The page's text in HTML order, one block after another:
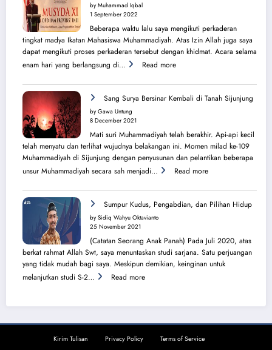
IMM
Ahmad
Yani
by Muhammad Iqbal
1 September 2022
Beberapa waktu lalu saya mengikuti perkaderan
tingkat madya Ikatan Mahasiswa Muhammadiyah. Atas Izin Allah juga saya
dapat mengikuti proses perkaderan tersebut dengan khidmat. Acara selama
enam hari yang berlangsung di…
Read more:
Cahaya
Sang
Balik
Pura
Sang Surya Bersinar Kembali di Tanah Sijunjung
by Gawa Untung
8 December 2021
Mati suri Muhammadiyah telah berakhir. Api-api kecil
telah menyatu dan terlihat wujudnya belakangan ini. Momen milad ke-109
Muhammadiyah di Sijunjung dengan penyusunan dan pelantikan beberapa
unsur Muhammadiyah secara sah menjadi…
Read more:
Surya
Bersinar
Tanah
Sijunjung
Sumpur Kudus, Pengabdian, dan Pilihan Hidup
by Sidiq Wahyu Oktavianto
25 November 2021
(Catatan Seorang Anak Panah) Pada Juli 2020, atas
berkat rahmat Allah Swt, saya menuntaskan studi sarjana. Satu perjuangan
yang tidak mudah bagi saya. Meskipun demikian, keinginan untuk
melanjutkan studi S-2…
Read more:
Pengabdian,
Hidup
Kirim Tulisan Privacy Policy Terms of Service